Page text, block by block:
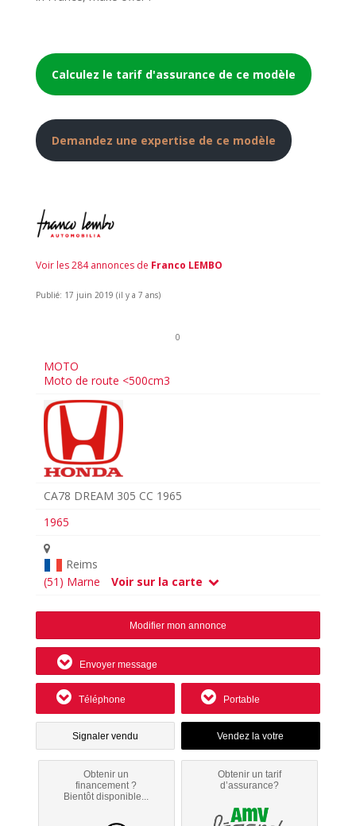
Calculez le tarif d'assurance de ce modèle
Demandez une expertise de ce modèle
Voir les 284 annonces de Franco LEMBO
Publié: 17 juin 2019 (il y a 7 ans)
0
MOTO
Moto de route <500cm3
CA78 DREAM 305 CC 1965
1965
Reims
(51) Marne
Voir sur la carte
Modifier mon annonce
Envoyer message
Téléphone Portable
Signaler vendu
Obtenir un
financement ?
Bientôt disponible...
Obtenir un tarif
d’assurance?